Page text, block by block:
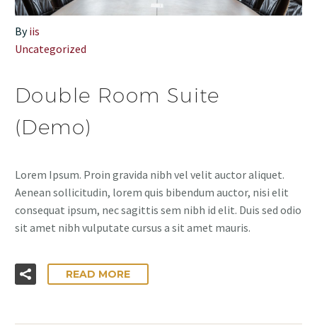
Byiis
Uncategorized
Double Room Suite
(Demo)
Lorem Ipsum. Proin gravida nibh vel velit auctor aliquet.
Aenean sollicitudin, lorem quis bibendum auctor, nisi elit
consequat ipsum, nec sagittis sem nibh id elit. Duis sed odio
sit amet nibh vulputate cursus a sit amet mauris.
READ MORE